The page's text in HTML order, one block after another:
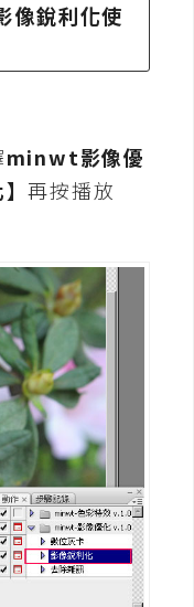
銳利化使
minwt影像優
】再按播放